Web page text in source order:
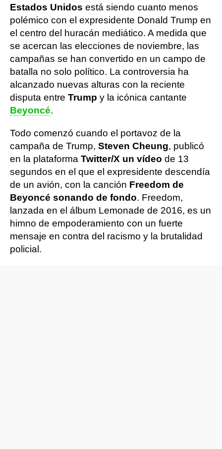
Estados Unidos está siendo cuanto menos
polémico con el expresidente Donald Trump en
el centro del huracán mediático. A medida que
se acercan las elecciones de noviembre, las
campañas se han convertido en un campo de
batalla no solo político. La controversia ha
alcanzado nuevas alturas con la reciente
disputa entre Trump y la icónica cantante
Beyoncé.
Todo comenzó cuando el portavoz de la
campaña de Trump, Steven Cheung, publicó
en la plataforma Twitter/X un vídeo de 13
segundos en el que el expresidente descendía
de un avión, con la canción Freedom de
Beyoncé sonando de fondo. Freedom,
lanzada en el álbum Lemonade de 2016, es un
himno de empoderamiento con un fuerte
mensaje en contra del racismo y la brutalidad
policial.